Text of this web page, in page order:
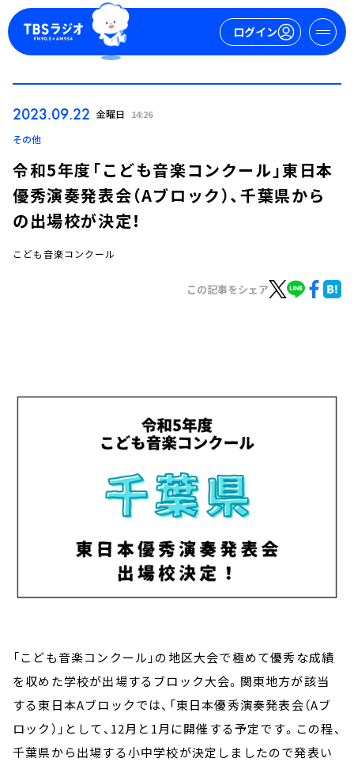
ログイン
YouTube
2023.09.22 金曜日 14:26
その他
令和5年度「こども音楽コンクール」東日本
優秀演奏発表会（Aブロック）、千葉県から
の出場校が決定！
こども音楽コンクール
この記事をシェア
「こども音楽コンクール」の地区大会で極めて優秀な成績
を収めた学校が出場するブロック大会。関東地方が該当
する東日本Aブロックでは、「東日本優秀演奏発表会（Aブ
ロック）」として、12月と1月に開催する予定です。この程、
千葉県から出場する小中学校が決定しましたので発表い